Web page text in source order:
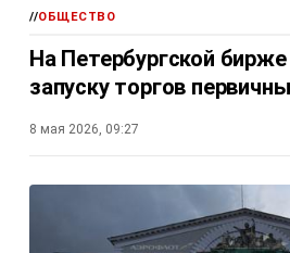
//ОБЩЕСТВО
На Петербургской
запуску торгов
8 мая 2026, 09:27